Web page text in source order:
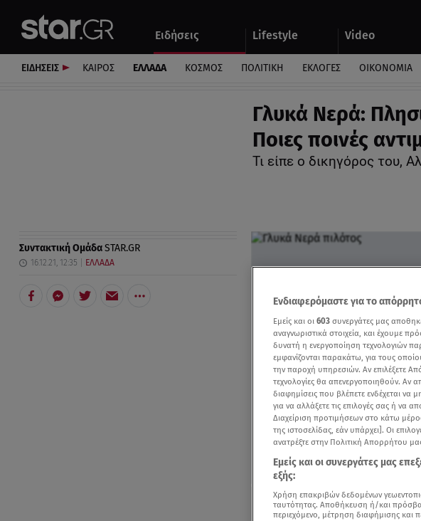
Ειδήσεις Lifestyle Video
Αυτοκίνητο
ΕΙΔΗΣΕΙΣ ΚΑΙΡΟΣ ΕΛΛΑΔΑ ΚΟΣΜΟΣ ΠΟΛΙΤΙΚΗ ΕΚΛΟΓΕΣ ΟΙΚΟΝΟΜΙΑ
Γλυκά Νερά:
Ποιες ποινές
Τι είπε ο δικηγόρος του,
Συντακτική ΟμάδαSTAR.GR
16.12.21, 12:35 ΕΛΛΑΔΑ
Δείτε
Ενδιαφερόμαστε για το
Εμείς και οι 603 συνεργάτες μας
αναγνωριστικά στοιχεία, και έχουμε
δυνατή η ενεργοποίηση τεχνολογιών
εμφανίζονται παρακάτω, για τους
την παροχή υπηρεσιών. Αν επιλέξετε
τεχνολογίες θα απενεργοποιηθούν. Αν
διαφημίσεις που βλέπετε ενδέχεται να
για να αλλάξετε τις επιλογές σας ή να
Διαχείριση προτιμήσεων στο κάτω
της ιστοσελίδας, εάν υπάρχει]. Οι
ανατρέξτε στην Πολιτική Απορρήτου
Εμείς και οι συνεργάτες μας
εξής:
Χρήση επακριβών δεδομένων
ταυτότητας. Αποθήκευση ή/και
περιεχόμενο, μέτρηση διαφήμισης και